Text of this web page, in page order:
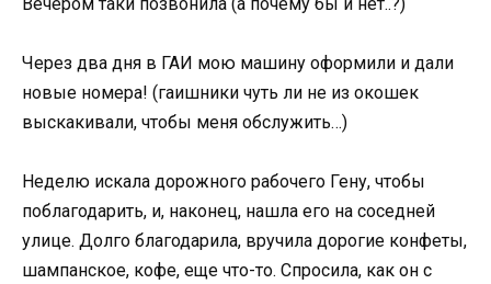
Через два дня в ГАИ мою машину оформили и дали
новые номера! (гаишники чуть ли не из окошек
выскакивали, чтобы меня обслужить…)
Неделю искала дорожного рабочего Гену, чтобы
поблагодарить, и, наконец, нашла его на соседней
улице. Долго благодарила, вручила дорогие конфеты,
шампанское, кофе, еще что-то. Спросила, как он с